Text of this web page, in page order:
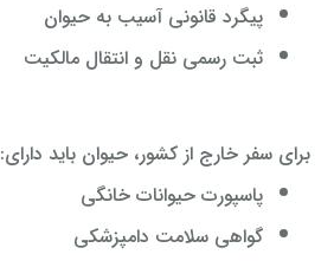
پیگرد قانونی آسیب به حیوان
ثبت رسمی نقل و انتقال مالکیت
برای سفر خارج از کشور، حیوان باید دارای:
پاسپورت حیوانات خانگی
گواهی سلامت دامپزشکی